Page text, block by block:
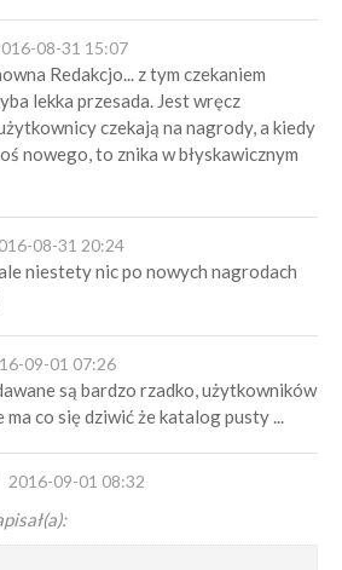
08-31 15:07
Redakcjo... z tym czekaniem
lekka przesada. Jest wręcz
czekają na nagrody, a kiedy
nowego, to znika w błyskawicznym
08-31 20:24
niestety nic po nowych nagrodach
09-01 07:26
są bardzo rzadko, użytkowników
ma co się dziwić że katalog pusty ...
2016-09-01 08:32